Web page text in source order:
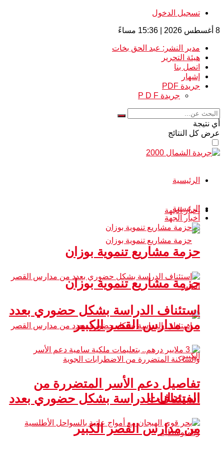
تسجيل الدخول
8 أغسطس 2026 | 15:36 مساءً
مدير النشر: عبد الحق بخات
هيئة التحرير
اتصل بنا
إشهار
جريدة PDF
جريدة P D F
أي نتيجة
عرض كل النتائج
الرئيسية
أخبار الجهة
حزمة مشاريع تنموية بوزان
استئناف الدراسة بشكل حضوري بعدد
من مدارس القصر الكبير
الرئيسية
أخبار الجهة
حزمة مشاريع تنموية بوزان
استئناف الدراسة بشكل حضوري بعدد
من مدارس القصر الكبير
تفاصيل دعم الأسر المتضررة من
الفيضانات